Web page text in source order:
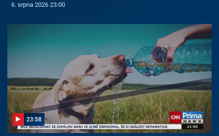
6. srpna 2026 23:00
23:58